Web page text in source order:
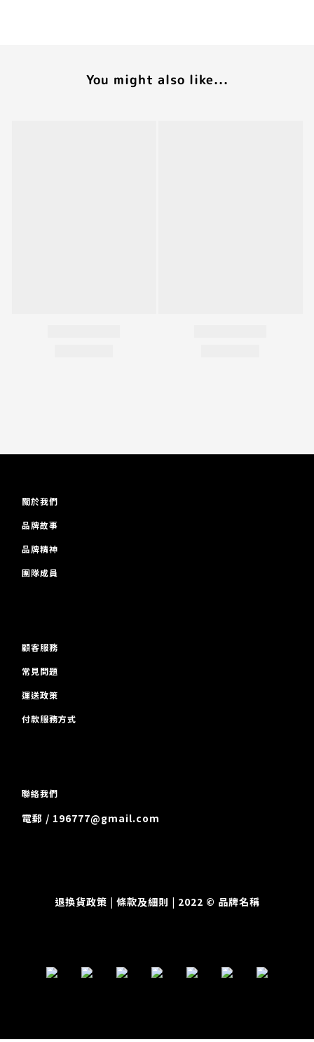
You might also like...
關於我們
品牌故事
品牌精神
團隊成員
顧客服務
常見問題
運送政策
付款服務方式
聯絡我們
電郵 / 196777@gmail.com
退換貨政策 | 條款及細則 | 2022 © 品牌名稱